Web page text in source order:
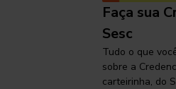
Faça sua
Sesc
Tudo o que
sobre a
carteirinha, do